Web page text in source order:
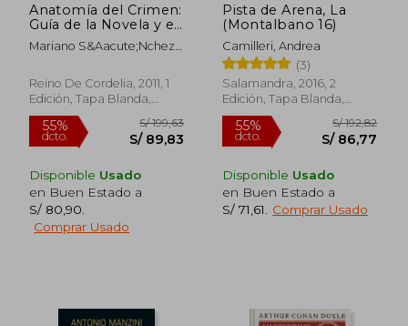
55%
dcto.
40%
dcto.
Anatomía del Crimen:
Guía de la Novela y el
Cine Negros
Mariano S&Aacute;Nchez
Reino De Cordelia, 2011, 1
Edición, Tapa Blanda,
Nuevo
Disponible Usado
en Buen Estado a
S/ 80,90
Comprar Usado
Pista de Arena, La
(Montalbano 16)
Camilleri, Andrea
(3)
Salamandra, 2016, 2
Edición, Tapa Blanda,
Nuevo
Disponible Usado
en Buen Estado a
S/ 71,61
Comprar Usado